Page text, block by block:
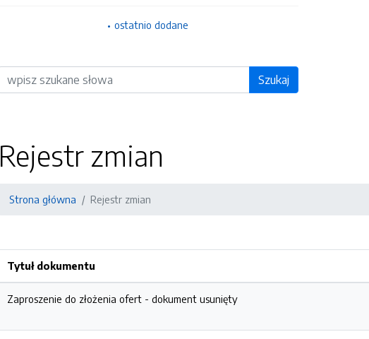
ostatnio dodane
Wyszukiwarka Szukaj
Rejestr zmian
Strona główna Rejestr zmian
Tytuł dokumentu
Zaproszenie do złożenia ofert - dokument usunięty